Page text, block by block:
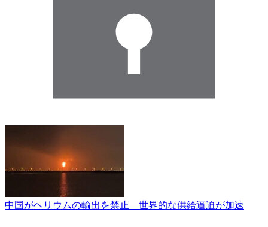
中国がヘリウムの輸出を禁止 世界的な供給逼迫が加速